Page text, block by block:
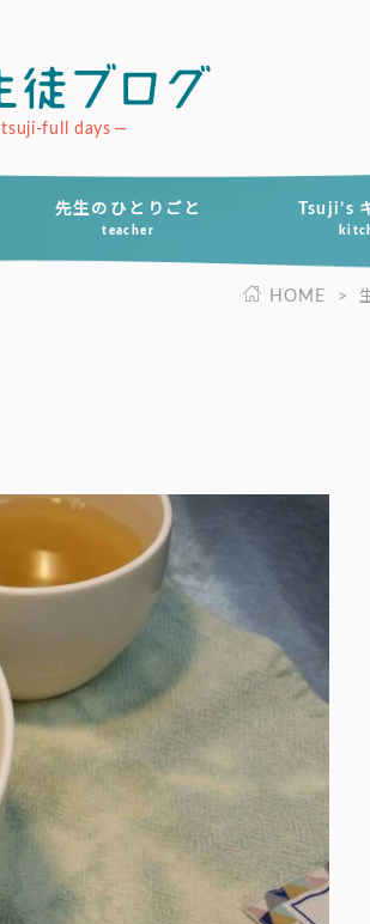
tsuji-full days
先生のひとりごと
teacher
Tsuji’s
HOME >